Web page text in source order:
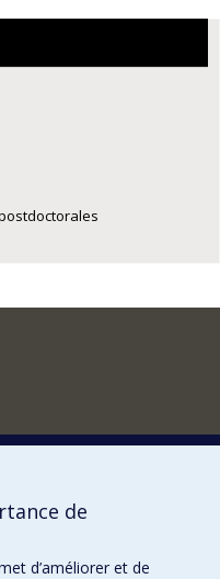
de
d’améliorer et de